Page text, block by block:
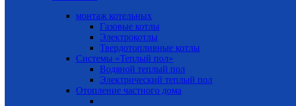
монтаж котельных
Газовые котлы
Электрокотлы
Твердотопливные котлы
Системы «Теплый пол»
Водяной теплый пол
Электрический теплый пол
Отопление частного дома